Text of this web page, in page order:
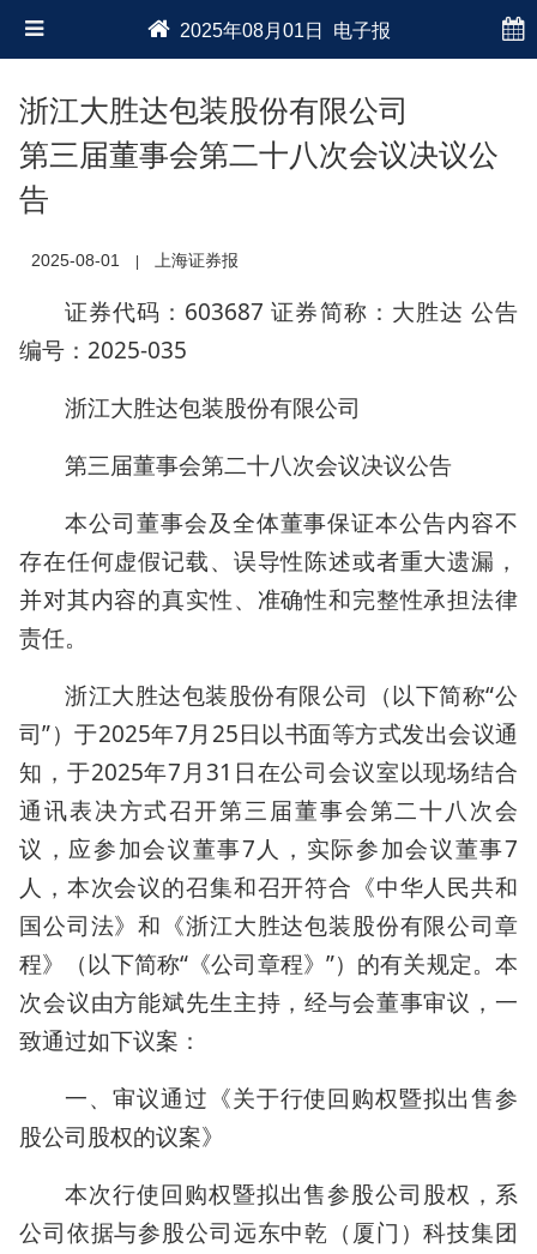
2025年08月01日 电子报
浙江大胜达包装股份有限公司
第三届董事会第二十八次会议决议公
告
2025-08-01 上海证券报
证券代码：603687 证券简称：大胜达 公告
编号：2025-035
浙江大胜达包装股份有限公司
第三届董事会第二十八次会议决议公告
本公司董事会及全体董事保证本公告内容不
存在任何虚假记载、误导性陈述或者重大遗漏，
并对其内容的真实性、准确性和完整性承担法律
责任。
浙江大胜达包装股份有限公司（以下简称“公
司”）于2025年7月25日以书面等方式发出会议通
知，于2025年7月31日在公司会议室以现场结合
通讯表决方式召开第三届董事会第二十八次会
议，应参加会议董事7人，实际参加会议董事7
人，本次会议的召集和召开符合《中华人民共和
国公司法》和《浙江大胜达包装股份有限公司章
程》（以下简称“《公司章程》”）的有关规定。本
次会议由方能斌先生主持，经与会董事审议，一
致通过如下议案：
一、审议通过《关于行使回购权暨拟出售参
股公司股权的议案》
本次行使回购权暨拟出售参股公司股权，系
公司依据与参股公司远东中乾（厦门）科技集团